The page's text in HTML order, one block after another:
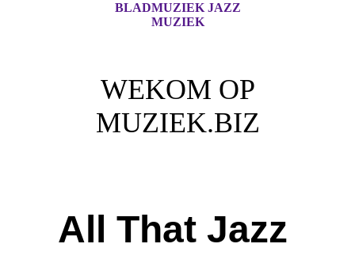
BLADMUZIEK JAZZ
MUZIEK
WEKOM OP
MUZIEK.BIZ
All That Jazz